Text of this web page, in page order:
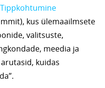
kus ülemaailmsete
valitsuste,
meedia ja
kuidas